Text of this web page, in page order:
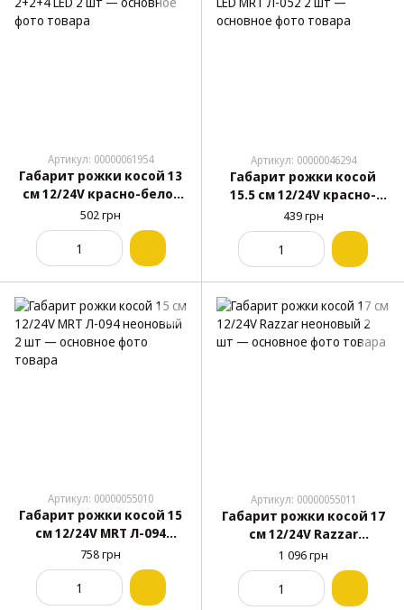
Артикул: 00000061954
Габарит рожки косой 13
см 12/24V красно-бело-
жёлтый 2+2+4 LED 2 шт
502 грн
Артикул: 00000046294
Габарит рожки косой
15.5 см 12/24V красно-
белый 5+5 LED MRT Л-052 2
шт
439 грн
Артикул: 00000055010
Габарит рожки косой 15
см 12/24V MRT Л-094
неоновый 2 шт
758 грн
Артикул: 00000055011
Габарит рожки косой 17
см 12/24V Razzar
неоновый 2 шт
1 096 грн